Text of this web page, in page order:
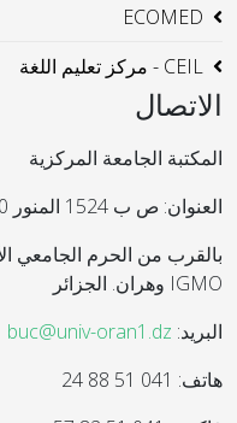
ECOMED
CEIL - مركز تعليم اللغة
الاتصال
المكتبة الجامعة المركزية
العنوان: ص ب 1524 المنور 31000 وهران
بالقرب من الحرم الجامعي
IGMO وهران. الجزائر
البريد: buc@univ-oran1.dz
هاتف: 041 51 88 24